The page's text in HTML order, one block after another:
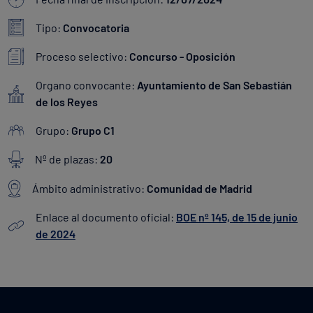
Tipo: Convocatoria
Proceso selectivo: Concurso - Oposición
Organo convocante: Ayuntamiento de San Sebastián
de los Reyes
Grupo: Grupo C1
Nº de plazas: 20
Ámbito administrativo: Comunidad de Madrid
Enlace al documento oficial: BOE nº 145, de 15 de junio
de 2024